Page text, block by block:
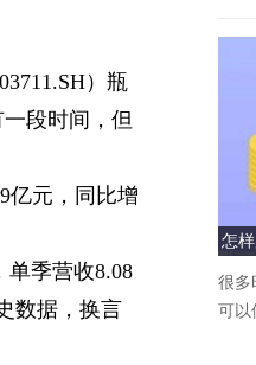
）瓶
段时间，但
亿元，同比增
季营收8.08
数据，换言
怎
很多
可以